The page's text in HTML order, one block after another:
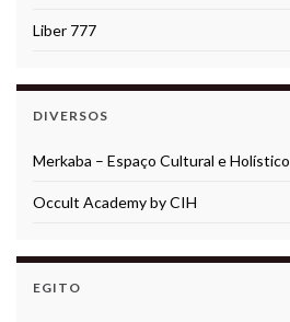
Liber 777
DIVERSOS
Merkaba – Espaço Cultural e Holístico
Occult Academy by CIH
EGITO